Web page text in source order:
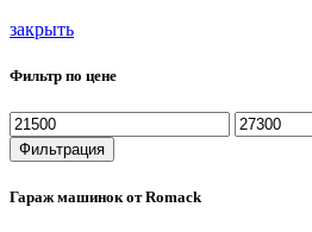
закрыть
Фильтр по цене
Минимальная
цена
цена
Фильтрация
Гараж машинок от Romack